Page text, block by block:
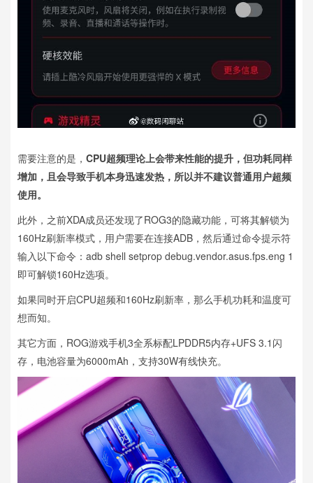
需要注意的是， CPU超频理论上会带来性能的提升，但功耗同样
增加，且会导致手机本身迅速发热，所以并不建议普通用户超频
使用。
此外，之前XDA成员还发现了ROG3的隐藏功能，可将其解锁为
160Hz刷新率模式，用户需要在连接ADB，然后通过命令提示符
输入以下命令：adb shell setprop debug.vendor.asus.fps.eng 1
即可解锁160Hz选项。
如果同时开启CPU超频和160Hz刷新率，那么手机功耗和温度可
想而知。
其它方面，ROG游戏手机3全系标配LPDDR5内存+UFS 3.1闪
存，电池容量为6000mAh，支持30W有线快充。